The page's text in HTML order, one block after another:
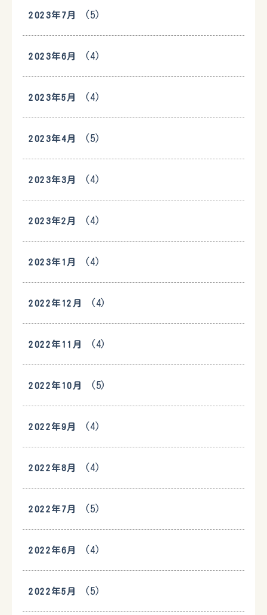
2023年7月 (5)
2023年6月 (4)
2023年5月 (4)
2023年4月 (5)
2023年3月 (4)
2023年2月 (4)
2023年1月 (4)
2022年12月 (4)
2022年11月 (4)
2022年10月 (5)
2022年9月 (4)
2022年8月 (4)
2022年7月 (5)
2022年6月 (4)
2022年5月 (5)